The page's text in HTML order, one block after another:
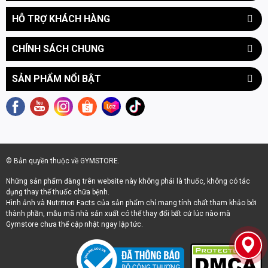
HỖ TRỢ KHÁCH HÀNG
CHÍNH SÁCH CHUNG
SẢN PHẨM NỔI BẬT
© Bản quyền thuộc về GYMSTORE.
Những sản phẩm đăng trên website này không phải là thuốc, không có tác
dụng thay thế thuốc chữa bệnh.
Hình ảnh và Nutrition Facts của sản phẩm chỉ mang tính chất tham khảo bởi
thành phần, mẫu mã nhà sản xuất có thể thay đổi bất cứ lúc nào mà
Gymstore chưa thể cập nhật ngay lập tức.